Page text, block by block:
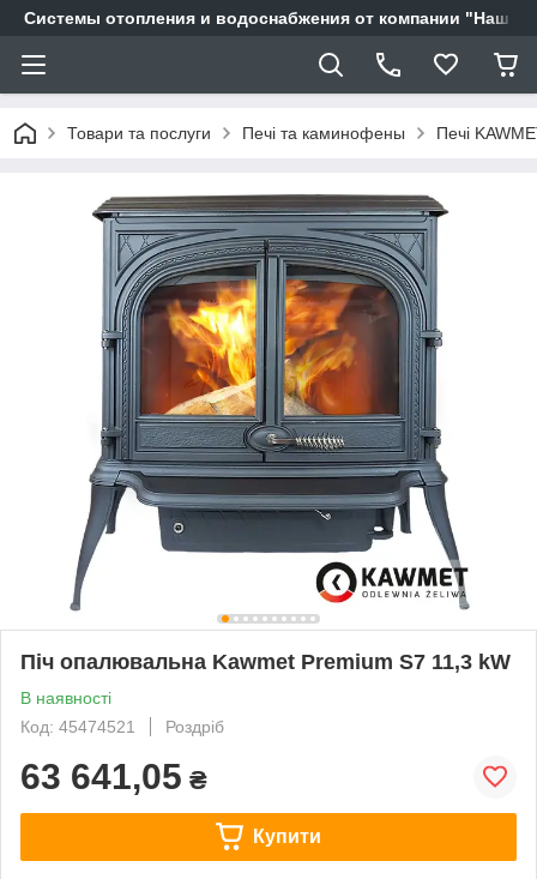
Системы отопления и водоснабжения от компании "Наш
Товари та послуги Печі та каминофены Печі
Піч опалювальна Kawmet Premium S7 11,3 kW
В наявності
Код: 45474521
Роздріб
63 641,05 ₴
Купити